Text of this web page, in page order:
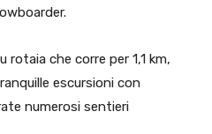
rotaia che corre per 1,1 km,
escursioni con
numerosi sentieri